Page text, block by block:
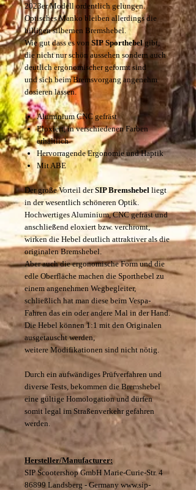
2023er Modell ordentlich gelungen.
Optisches Manko bleiben allerdings die
billigen silbernen Bremshebel.
Wie gut dass es vonSIPSporthebelgibt,
die nicht nur schön aussehen sondern auch
deutlich ergonomischer geformt sind
und sich beim Bremsvorgang angenehm
dosieren lassen.
Aluminium CNC gefräst
Eloxiert, in verschiedenen Farben
erhältlich
Hervorragende Ergonomie und Haptik
Mit ABE
Der große Vorteil derSIPBremshebel liegt
in der wesentlich schöneren Optik.
Hochwertiges Aluminium, CNC gefräst und
anschließend eloxiert bzw. verchromt,
wirken die Hebel deutlich attraktiver als die
originalen Bremshebel.
Aber auch die ergonomische Form und die
edle Oberfläche machen die Sporthebel zu
einem angenehmen Wegbegleiter,
schließlich hat man diese beim Vespa-
Fahren das ein oder andere Mal in der Hand.
Die Hebel können 1:1 mit den Originalen
ausgetauscht werden,
weitere Modifikationen sind nicht nötig.
Durch ein aufwändiges Prüfverfahren und
diverse Tests, bekommen die Bremshebel
eine gültige Homologation und dürfen
somit legal im Straßenverkehr gefahren
werden.
Hersteller/Manufacturer:
SIP Scootershop GmbH Marie-Curie-Str. 4
86899 Landsberg - Germany www.sip-